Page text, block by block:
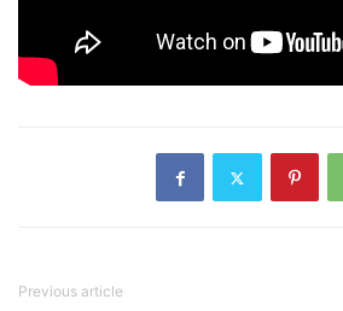
Previous article